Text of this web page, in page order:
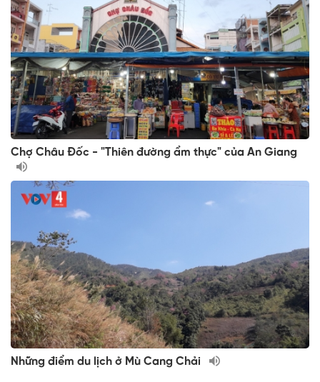
Chợ Châu Đốc - "Thiên đường ẩm thực" của An Giang
Những điểm du lịch ở Mù Cang Chải